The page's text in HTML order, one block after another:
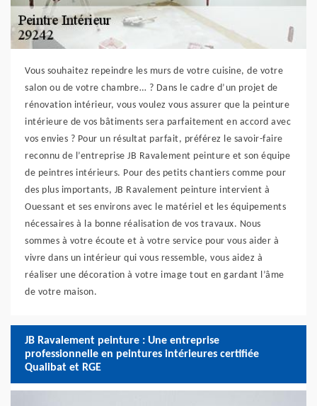
Vous souhaitez repeindre les murs de votre cuisine, de votre
salon ou de votre chambre… ? Dans le cadre d’un projet de
rénovation intérieur, vous voulez vous assurer que la peinture
intérieure de vos bâtiments sera parfaitement en accord avec
vos envies ? Pour un résultat parfait, préférez le savoir-faire
reconnu de l’entreprise JB Ravalement peinture et son équipe
de peintres intérieurs. Pour des petits chantiers comme pour
des plus importants, JB Ravalement peinture intervient à
Ouessant et ses environs avec le matériel et les équipements
nécessaires à la bonne réalisation de vos travaux. Nous
sommes à votre écoute et à votre service pour vous aider à
vivre dans un intérieur qui vous ressemble, vous aidez à
réaliser une décoration à votre image tout en gardant l’âme
de votre maison.
JB Ravalement peinture : Une entreprise
professionnelle en peintures intérieures certifiée
Qualibat et RGE